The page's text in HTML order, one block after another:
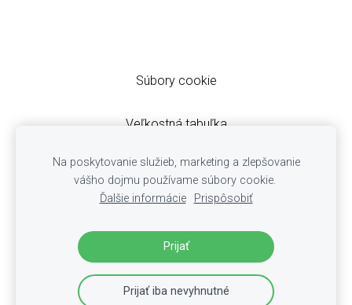
Súbory cookie
Veľkostná tabuľka
Ochrana osobných údajov
Cookies
Reklamácie
Doručovanie zásielok
Na poskytovanie služieb, marketing a zlepšovanie
vášho dojmu používame súbory cookie.
Ďalšie informácie
Prispôsobiť
Prijať
Prijať iba nevyhnutné